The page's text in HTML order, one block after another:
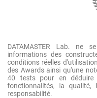
DATAMASTER Lab. ne
informations des
conditions réelles
des Awards ainsi qu'une
40 tests pour en déduire
fonctionnalités, la qualité,
responsabilité.